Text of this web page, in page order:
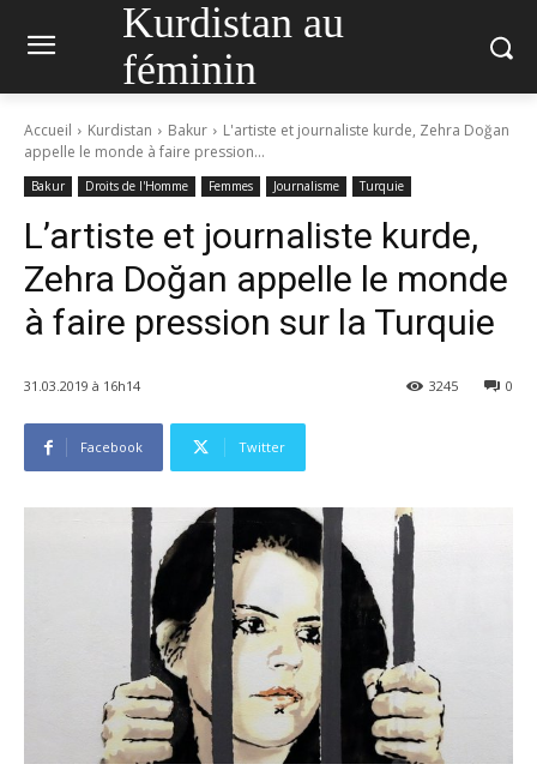
Kurdistan au
féminin
Accueil Kurdistan Bakur
L'artiste et journaliste kurde, Zehra Doğan
appelle le monde à faire pression...
Bakur Droits de l'Homme Femmes Journalisme Turquie
L’artiste et journaliste kurde,
Zehra Doğan appelle le monde
à faire pression sur la Turquie
31.03.2019 à 16h14 0
3245
Facebook Twitter